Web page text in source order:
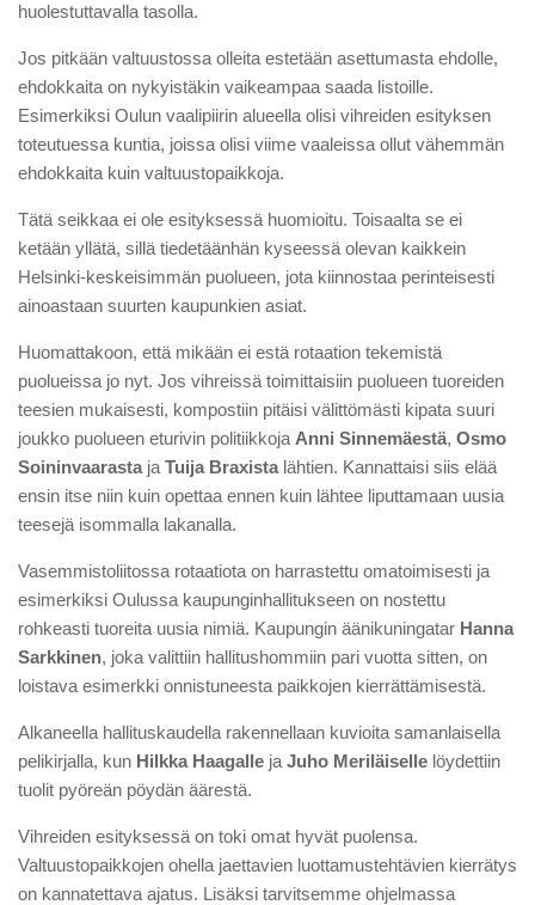
huolestuttavalla tasolla.
Jos pitkään valtuustossa olleita estetään asettumasta ehdolle,
ehdokkaita on nykyistäkin vaikeampaa saada listoille.
Esimerkiksi Oulun vaalipiirin alueella olisi vihreiden esityksen
toteutuessa kuntia, joissa olisi viime vaaleissa ollut vähemmän
ehdokkaita kuin valtuustopaikkoja.
Tätä seikkaa ei ole esityksessä huomioitu. Toisaalta se ei
ketään yllätä, sillä tiedetäänhän kyseessä olevan kaikkein
Helsinki-keskeisimmän puolueen, jota kiinnostaa perinteisesti
ainoastaan suurten kaupunkien asiat.
Huomattakoon, että mikään ei estä rotaation tekemistä
puolueissa jo nyt. Jos vihreissä toimittaisiin puolueen tuoreiden
teesien mukaisesti, kompostiin pitäisi välittömästi kipata suuri
joukko puolueen eturivin politiikkoja Anni Sinnemäestä, Osmo
Soininvaarasta ja Tuija Braxista lähtien. Kannattaisi siis elää
ensin itse niin kuin opettaa ennen kuin lähtee liputtamaan uusia
teesejä isommalla lakanalla.
Vasemmistoliitossa rotaatiota on harrastettu omatoimisesti ja
esimerkiksi Oulussa kaupunginhallitukseen on nostettu
rohkeasti tuoreita uusia nimiä. Kaupungin äänikuningatar Hanna
Sarkkinen, joka valittiin hallitushommiin pari vuotta sitten, on
loistava esimerkki onnistuneesta paikkojen kierrättämisestä.
Alkaneella hallituskaudella rakennellaan kuvioita samanlaisella
pelikirjalla, kun Hilkka Haagalle ja Juho Meriläiselle löydettiin
tuolit pyöreän pöydän äärestä.
Vihreiden esityksessä on toki omat hyvät puolensa.
Valtuustopaikkojen ohella jaettavien luottamustehtävien kierrätys
on kannatettava ajatus. Lisäksi tarvitsemme ohjelmassa